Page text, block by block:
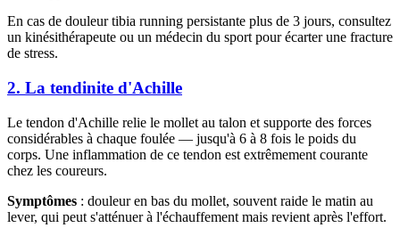
En cas de douleur tibia running persistante plus de 3 jours, consultez
un kinésithérapeute ou un médecin du sport pour écarter une fracture
de stress.
2. La tendinite d'Achille
Le tendon d'Achille relie le mollet au talon et supporte des forces
considérables à chaque foulée — jusqu'à 6 à 8 fois le poids du
corps. Une inflammation de ce tendon est extrêmement courante
chez les coureurs.
Symptômes : douleur en bas du mollet, souvent raide le matin au
lever, qui peut s'atténuer à l'échauffement mais revient après l'effort.